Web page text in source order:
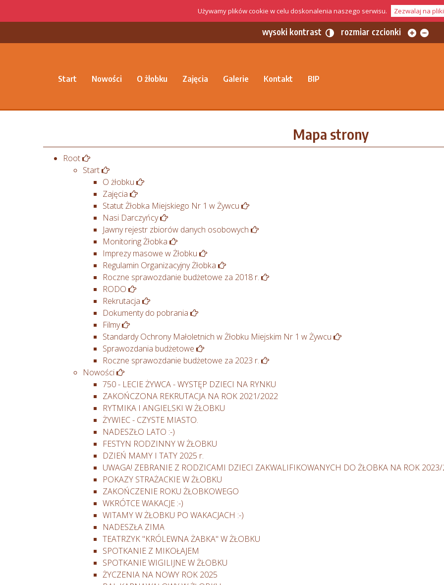
Używamy plików cookie w celu doskonalenia naszego serwisu. Zezwalaj na
wysoki kontrast rozmiar czcionki
Start Nowości O żłobku Zajęcia Galerie Kontakt BIP
Mapa strony
Root
Start
O żłobku
Zajęcia
Statut Żłobka Miejskiego Nr 1 w Żywcu
Nasi Darczyńcy
Jawny rejestr zbiorów danych osobowych
Monitoring Żłobka
Imprezy masowe w Żłobku
Regulamin Organizacyjny Żłobka
Roczne sprawozdanie budżetowe za 2018 r.
RODO
Rekrutacja
Dokumenty do pobrania
Filmy
Standardy Ochrony Małoletnich w Żłobku Miejskim Nr 1 w Żywcu
Sprawozdania budżetowe
Roczne sprawozdanie budżetowe za 2023 r.
Nowości
750 - LECIE ŻYWCA - WYSTĘP DZIECI NA RYNKU
ZAKOŃCZONA REKRUTACJA NA ROK 2021/2022
RYTMIKA I ANGIELSKI W ŻŁOBKU
ŻYWIEC - CZYSTE MIASTO.
NADESZŁO LATO :-)
FESTYN RODZINNY W ŻŁOBKU
DZIEŃ MAMY I TATY 2025 r.
UWAGA! ZEBRANIE Z RODZICAMI DZIECI ZAKWALIFIKOWANYCH DO ŻŁOBKA NA ROK
POKAZY STRAŻACKIE W ŻŁOBKU
ZAKOŃCZENIE ROKU ŻŁOBKOWEGO
WKRÓTCE WAKACJE :-)
WITAMY W ŻŁOBKU PO WAKACJACH :-)
NADESZŁA ZIMA
TEATRZYK "KRÓLEWNA ŻABKA" W ŻŁOBKU
SPOTKANIE Z MIKOŁAJEM
SPOTKANIE WIGILIJNE W ŻŁOBKU
ŻYCZENIA NA NOWY ROK 2025